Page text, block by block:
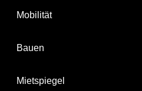
Mobilität
Bauen
Mietspiegel